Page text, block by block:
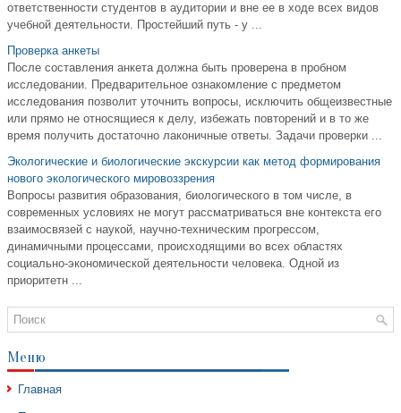
ответственности студентов в аудитории и вне ее в ходе всех видов
учебной деятельности. Простейший путь - у ...
Проверка анкеты
После составления анкета должна быть проверена в пробном
исследовании. Предварительное ознакомление с предметом
исследования позволит уточнить вопросы, исключить общеизвестные
или прямо не относящиеся к делу, избежать повторений и в то же
время получить достаточно лаконичные ответы. Задачи проверки ...
Экологические и биологические экскурсии как метод формирования
нового экологического мировоззрения
Вопросы развития образования, биологического в том числе, в
современных условиях не могут рассматриваться вне контекста его
взаимосвязей с наукой, научно-техническим прогрессом,
динамичными процессами, происходящими во всех областях
социально-экономической деятельности человека. Одной из
приоритетн ...
Меню
Главная